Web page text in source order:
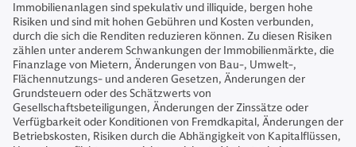
Immobilienanlagen sind spekulativ und illiquide, bergen hohe
Risiken und sind mit hohen Gebühren und Kosten verbunden,
durch die sich die Renditen reduzieren können. Zu diesen Risiken
zählen unter anderem Schwankungen der Immobilienmärkte, die
Finanzlage von Mietern, Änderungen von Bau-, Umwelt-,
Flächennutzungs- und anderen Gesetzen, Änderungen der
Grundsteuern oder des Schätzwerts von
Gesellschaftsbeteiligungen, Änderungen der Zinssätze oder
Verfügbarkeit oder Konditionen von Fremdkapital, Änderungen der
Betriebskosten, Risiken durch die Abhängigkeit von Kapitalflüssen,